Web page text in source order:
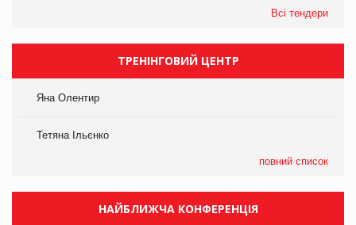
Всі тендери
ТРЕНІНГОВИЙ ЦЕНТР
Яна Олентир
Тетяна Ільєнко
повний список
НАЙБЛИЖЧА КОНФЕРЕНЦІЯ